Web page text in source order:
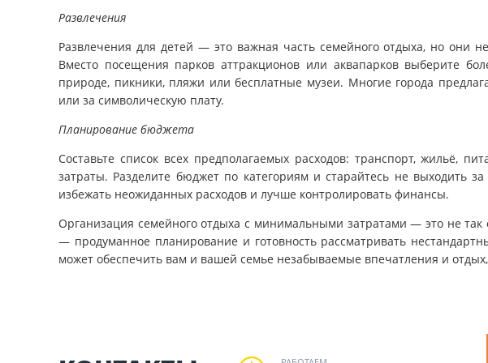
Развлечения
Развлечения для детей — это важная часть семейного отдыха, но они
Вместо посещения парков аттракционов или аквапарков выберите
природе, пикники, пляжи или бесплатные музеи. Многие города
или за символическую плату.
Планирование бюджета
Составьте список всех предполагаемых расходов: транспорт, жильё,
затраты. Разделите бюджет по категориям и старайтесь не выходить
избежать неожиданных расходов и лучше контролировать финансы.
Организация семейного отдыха с минимальными затратами — это не так
— продуманное планирование и готовность рассматривать
может обеспечить вам и вашей семье незабываемые впечатления и